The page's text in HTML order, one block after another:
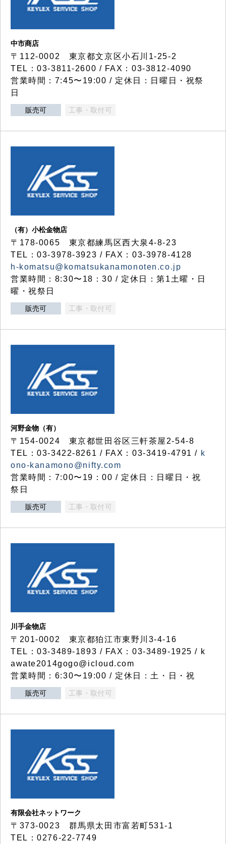
中市商店
〒112-0002 東京都文京区小石川1-25-2
TEL：03-3811-2600 / FAX：03-3812-4090
営業時間：7:45〜19:00 / 定休日：日曜日・祝祭
日
販売可 工事・取付可
（有）小松金物店
〒178-0065 東京都練馬区西大泉4-8-23
TEL：03-3978-3923 / FAX：03-3978-4128
h-komatsu@komatsukanamonoten.co.jp
営業時間：8:30〜18：30 / 定休日：第1土曜・日
曜・祝祭日
販売可 工事・取付可
河野金物（有）
〒154-0024 東京都世田谷区三軒茶屋2-54-8
TEL：03-3422-8261 / FAX：03-3419-4791 / k
ono-kanamono@nifty.com
営業時間：7:00〜19：00 / 定休日：日曜日・祝
祭日
販売可 工事・取付可
川手金物店
〒201-0002 東京都狛江市東野川3-4-16
TEL：03-3489-1893 / FAX：03-3489-1925 / k
awate2014gogo@icloud.com
営業時間：6:30〜19:00 / 定休日：土・日・祝
販売可 工事・取付可
有限会社ネットワーク
〒373-0023 群馬県太田市富若町531-1
TEL：0276-22-7749